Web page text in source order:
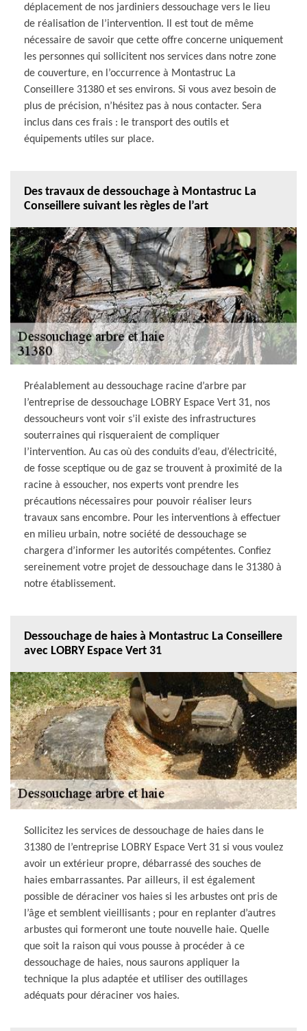
déplacement de nos jardiniers dessouchage vers le lieu
de réalisation de l’intervention. Il est tout de même
nécessaire de savoir que cette offre concerne uniquement
les personnes qui sollicitent nos services dans notre zone
de couverture, en l’occurrence à Montastruc La
Conseillere 31380 et ses environs. Si vous avez besoin de
plus de précision, n’hésitez pas à nous contacter. Sera
inclus dans ces frais : le transport des outils et
équipements utiles sur place.
Des travaux de dessouchage à Montastruc La
Conseillere suivant les règles de l’art
Préalablement au dessouchage racine d’arbre par
l’entreprise de dessouchage LOBRY Espace Vert 31, nos
dessoucheurs vont voir s’il existe des infrastructures
souterraines qui risqueraient de compliquer
l’intervention. Au cas où des conduits d’eau, d’électricité,
de fosse sceptique ou de gaz se trouvent à proximité de la
racine à essoucher, nos experts vont prendre les
précautions nécessaires pour pouvoir réaliser leurs
travaux sans encombre. Pour les interventions à effectuer
en milieu urbain, notre société de dessouchage se
chargera d’informer les autorités compétentes. Confiez
sereinement votre projet de dessouchage dans le 31380 à
notre établissement.
Dessouchage de haies à Montastruc La Conseillere
avec LOBRY Espace Vert 31
Sollicitez les services de dessouchage de haies dans le
31380 de l’entreprise LOBRY Espace Vert 31 si vous voulez
avoir un extérieur propre, débarrassé des souches de
haies embarrassantes. Par ailleurs, il est également
possible de déraciner vos haies si les arbustes ont pris de
l’âge et semblent vieillisants ; pour en replanter d’autres
arbustes qui formeront une toute nouvelle haie. Quelle
que soit la raison qui vous pousse à procéder à ce
dessouchage de haies, nous saurons appliquer la
technique la plus adaptée et utiliser des outillages
adéquats pour déraciner vos haies.